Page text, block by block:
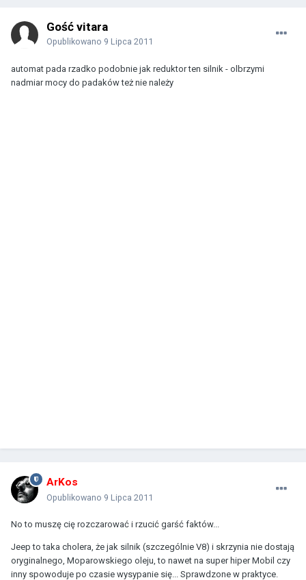
Gość vitara
Opublikowano 9 Lipca 2011
automat pada rzadko podobnie jak reduktor ten silnik - olbrzymi
nadmiar mocy do padaków też nie należy
ArKos
Opublikowano 9 Lipca 2011
No to muszę cię rozczarować i rzucić garść faktów...
Jeep to taka cholera, że jak silnik (szczególnie V8) i skrzynia nie dostają
oryginalnego, Moparowskiego oleju, to nawet na super hiper Mobil czy
inny spowoduje po czasie wysypanie się... Sprawdzone w praktyce.